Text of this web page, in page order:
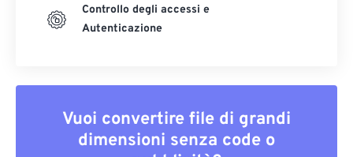
Controllo degli accessi e
Autenticazione
Vuoi convertire file di grandi
dimensioni senza code o